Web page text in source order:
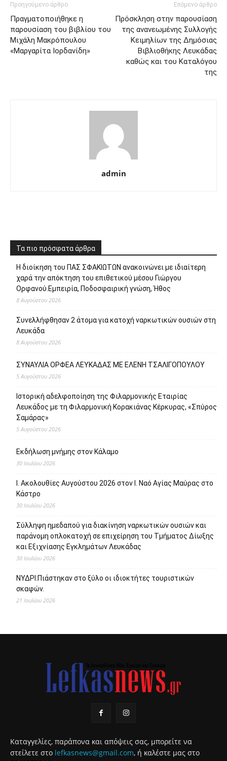
Προηγούμενο άρθρο
Πραγματοποιήθηκε η
παρουσίαση του βιβλίου του
Μιχάλη Μακρόπουλου
«Μαργαρίτα Ιορδανίδη»
Επόμενο άρθρο
Πρόσκληση στην παρουσίαση
της ανανεωμένης Συλλογής
Κειμηλίων της Δημόσιας
Βιβλιοθήκης Λευκάδας
καθώς και του Καταλόγου
της
admin
Τα πιο πρόσφατα άρθρα
Η διοίκηση του ΠΑΣ ΣΦΑΚΙΩΤΩΝ ανακοινώνει με ιδιαίτερη
χαρά την απόκτηση του επιθετικού μέσου Γιώργου
Ορφανού.Εμπειρία, Ποδοσφαιρική γνώση, Ήθος
8 Αυγούστου 2026
Συνελλήφθησαν 2 άτομα για κατοχή ναρκωτικών ουσιών στη
Λευκάδα
8 Αυγούστου 2026
ΣΥΝΑΥΛΙΑ ΟΡΦΕΑ ΛΕΥΚΑΔΑΣ ΜΕ ΕΛΕΝΗ ΤΣΑΛΙΓΟΠΟΥΛΟΥ
5 Αυγούστου 2026
Ιστορική αδελφοποίηση της Φιλαρμονικής Εταιρίας
Λευκάδος με τη Φιλαρμονική Κορακιάνας Κέρκυρας, «Σπύρος
Σαμάρας»
5 Αυγούστου 2026
Εκδήλωση μνήμης στον Κάλαμο
30 Ιουλίου 2026
Ι. Ακολουθίες Αυγούστου 2026 στον Ι. Ναό Αγίας Μαύρας στο
Κάστρο
30 Ιουλίου 2026
Σύλληψη ημεδαπού για διακίνηση ναρκωτικών ουσιών και
παράνομη οπλοκατοχή σε επιχείρηση του Τμήματος Δίωξης
και Εξιχνίασης Εγκλημάτων Λευκάδας
30 Ιουλίου 2026
ΝΥΔΡΙ:Πιάστηκαν στο ξύλο οι ιδιοκτήτες τουριστικών
σκαφών.
21 Ιουλίου 2026
Καταγγελίες, παράπονα και απόψεις σας, μπορείτε να
στείλετε στο lefkasnews@gmail.com, ή καλέστε μας στο